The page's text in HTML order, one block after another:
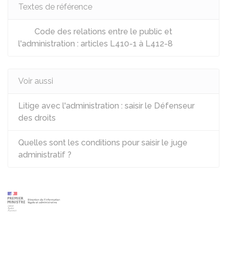
Textes de référence
Code des relations entre le public et
l'administration : articles L410-1 à L412-8
Voir aussi
Litige avec l'administration : saisir le Défenseur
des droits
Quelles sont les conditions pour saisir le juge
administratif ?